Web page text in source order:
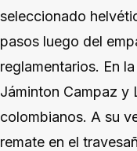
seleccionado
pasos luego del
reglamentarios. En
Jáminton Campaz y
colombianos. A su
remate en el